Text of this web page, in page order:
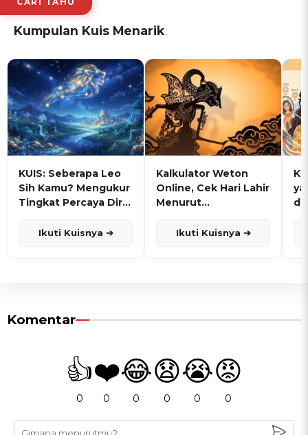
Kumpulan Kuis Menarik
KUIS: Seberapa Leo
Sih Kamu? Mengukur
Tingkat Percaya Diri
Ikuti Kuisnya ➔
Kalkulator Weton
Online, Cek Hari Lahir
Menurut
Ikuti Kuisnya ➔
Komentar
👍
0
❤️
0
😂
0
😧
0
😭
0
😡
0